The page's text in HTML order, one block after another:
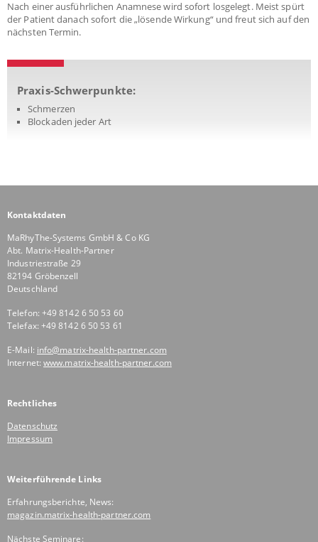
Nach einer ausführlichen Anamnese wird sofort losgelegt. Meist spürt
der Patient danach sofort die „lösende Wirkung“ und freut sich auf den
nächsten Termin.
Praxis-Schwerpunkte:
Schmerzen
Blockaden jeder Art
Kontaktdaten
MaRhyThe-Systems GmbH & Co KG
Abt. Matrix-Health-Partner
Industriestraße 29
82194 Gröbenzell
Deutschland
Telefon: +49 8142 6 50 53 60
Telefax: +49 8142 6 50 53 61
E-Mail: info@matrix-health-partner.com
Internet: www.matrix-health-partner.com
Rechtliches
Datenschutz
Impressum
Weiterführende Links
Erfahrungsberichte, News:
magazin.matrix-health-partner.com
Nächste Seminare: